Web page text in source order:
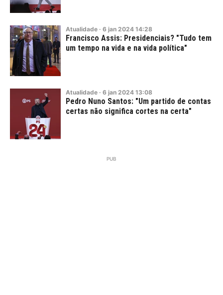
Atualidade · 6 jan 2024 14:28
Francisco Assis: Presidenciais? "Tudo tem
um tempo na vida e na vida política"
Atualidade · 6 jan 2024 13:08
Pedro Nuno Santos: "Um partido de contas
certas não significa cortes na certa"